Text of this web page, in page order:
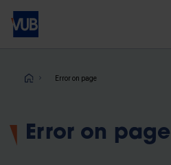
Skip
main
Error on page
Error on page